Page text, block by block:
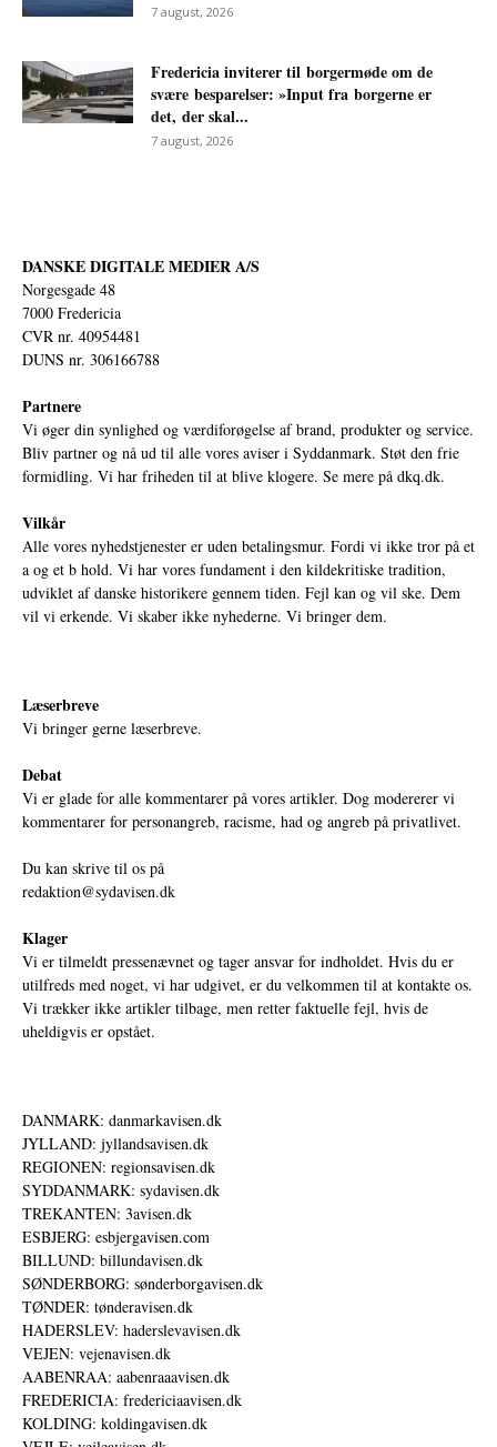
7 august, 2026
Fredericia inviterer til borgermøde om de
svære besparelser: »Input fra borgerne er
det, der skal...
7 august, 2026
DANSKE DIGITALE MEDIER A/S
Norgesgade 48
7000 Fredericia
CVR nr. 40954481
DUNS nr. 306166788
Partnere
Vi øger din synlighed og værdiforøgelse af brand, produkter og service.
Bliv partner og nå ud til alle vores aviser i Syddanmark. Støt den frie
formidling. Vi har friheden til at blive klogere. Se mere på dkq.dk.
Vilkår
Alle vores nyhedstjenester er uden betalingsmur. Fordi vi ikke tror på et
a og et b hold. Vi har vores fundament i den kildekritiske tradition,
udviklet af danske historikere gennem tiden. Fejl kan og vil ske. Dem
vil vi erkende. Vi skaber ikke nyhederne. Vi bringer dem.
Læserbreve
Vi bringer gerne læserbreve.
Debat
Vi er glade for alle kommentarer på vores artikler. Dog modererer vi
kommentarer for personangreb, racisme, had og angreb på privatlivet.
Du kan skrive til os på
redaktion@sydavisen.dk
Klager
Vi er tilmeldt pressenævnet og tager ansvar for indholdet. Hvis du er
utilfreds med noget, vi har udgivet, er du velkommen til at kontakte os.
Vi trækker ikke artikler tilbage, men retter faktuelle fejl, hvis de
uheldigvis er opstået.
DANMARK: danmarkavisen.dk
JYLLAND: jyllandsavisen.dk
REGIONEN: regionsavisen.dk
SYDDANMARK: sydavisen.dk
TREKANTEN: 3avisen.dk
ESBJERG: esbjergavisen.com
BILLUND: billundavisen.dk
SØNDERBORG: sønderborgavisen.dk
TØNDER: tønderavisen.dk
HADERSLEV: haderslevavisen.dk
VEJEN: vejenavisen.dk
AABENRAA: aabenraaavisen.dk
FREDERICIA: fredericiaavisen.dk
KOLDING: koldingavisen.dk